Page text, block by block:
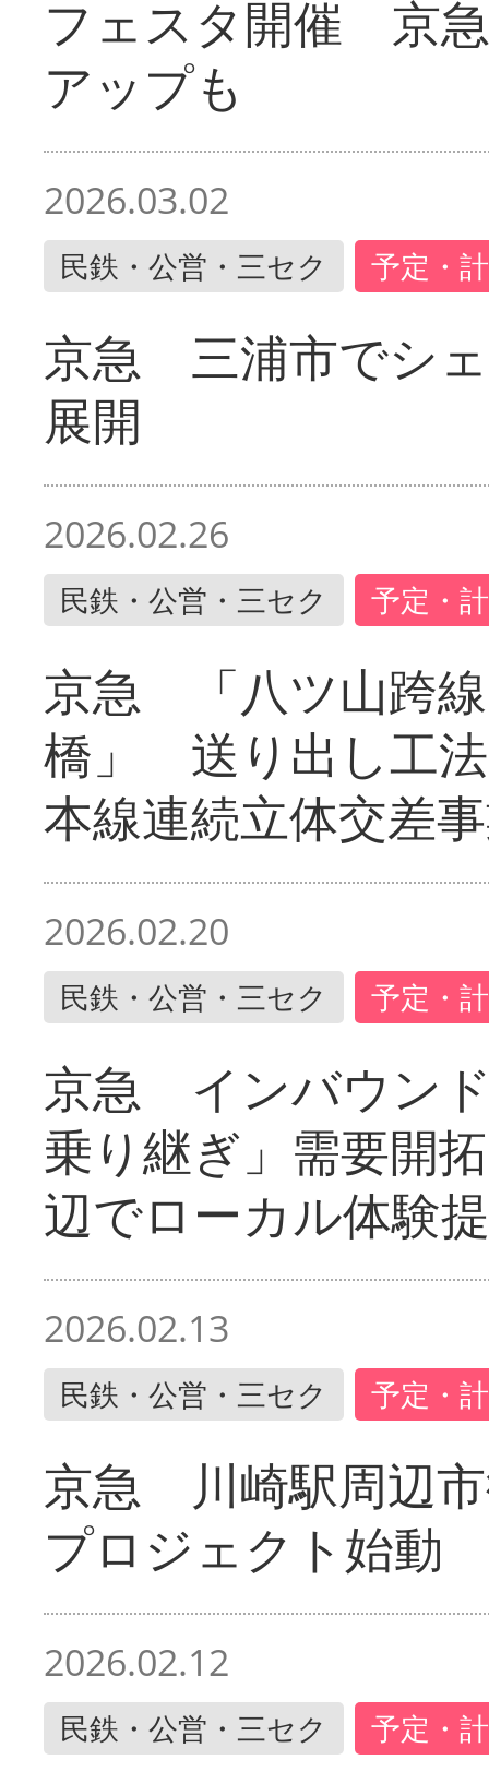
フェスタ開催 京
アップも
2026.03.02
民鉄・公営・三セク 予定・
京急 三浦市でシ
展開
2026.02.26
民鉄・公営・三セク 予定・
京急 「八ツ山跨
橋」 送り出し工
本線連続立体交差
2026.02.20
民鉄・公営・三セク 予定・
京急 インバウン
乗り継ぎ」需要開
辺でローカル体験
2026.02.13
民鉄・公営・三セク 予定・
京急 川崎駅周辺
プロジェクト始動
2026.02.12
民鉄・公営・三セク 予定・